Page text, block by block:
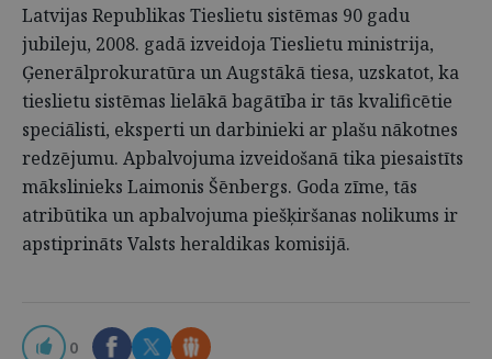
Latvijas Republikas Tieslietu sistēmas 90 gadu
jubileju, 2008. gadā izveidoja Tieslietu ministrija,
Ģenerālprokuratūra un Augstākā tiesa, uzskatot, ka
tieslietu sistēmas lielākā bagātība ir tās kvalificētie
speciālisti, eksperti un darbinieki ar plašu nākotnes
redzējumu. Apbalvojuma izveidošanā tika piesaistīts
mākslinieks Laimonis Šēnbergs. Goda zīme, tās
atribūtika un apbalvojuma piešķiršanas nolikums ir
apstiprināts Valsts heraldikas komisijā.
0